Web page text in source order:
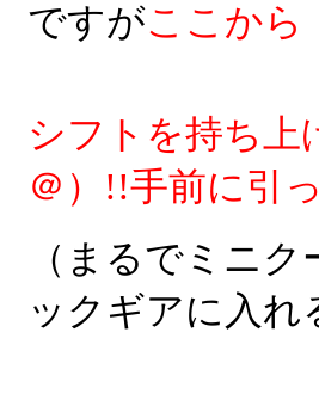
ですがここから
シフトを持ち上
＠）!!手前に引
（まるでミニ
ックギアに入れ